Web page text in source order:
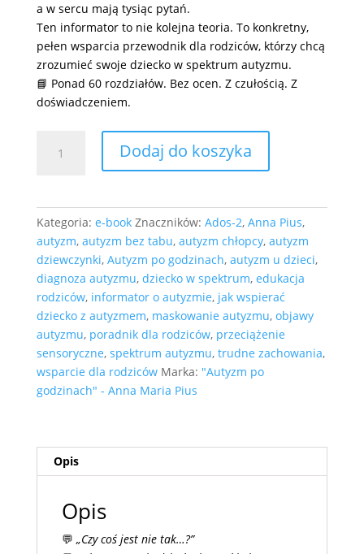
a w sercu mają tysiąc pytań.
Ten informator to nie kolejna teoria. To konkretny,
pełen wsparcia przewodnik dla rodziców, którzy chcą
zrozumieć swoje dziecko w spektrum autyzmu.
📘 Ponad 60 rozdziałów. Bez ocen. Z czułością. Z
doświadczeniem.
rodziców
dzieci
w
spektrum".
Dodaj do koszyka
Kategoria: e-book Znaczników: Ados-2, Anna Pius,
autyzm, autyzm bez tabu, autyzm chłopcy, autyzm
dziewczynki, Autyzm po godzinach, autyzm u dzieci,
diagnoza autyzmu, dziecko w spektrum, edukacja
rodziców, informator o autyzmie, jak wspierać
dziecko z autyzmem, maskowanie autyzmu, objawy
autyzmu, poradnik dla rodziców, przeciążenie
sensoryczne, spektrum autyzmu, trudne zachowania,
wsparcie dla rodziców Marka: "Autyzm po
godzinach" - Anna Maria Pius
Opis
Opis
💬 „Czy coś jest nie tak…?”